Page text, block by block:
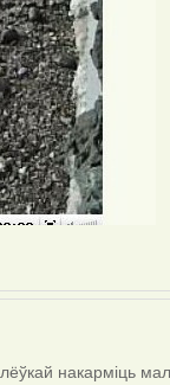
накарміць